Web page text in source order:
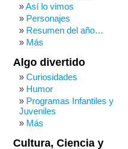
Así lo vimos
Personajes
Resumen del año…
Más
Algo divertido
Curiosidades
Humor
Programas Infantiles y
Juveniles
Más
Cultura, Ciencia y